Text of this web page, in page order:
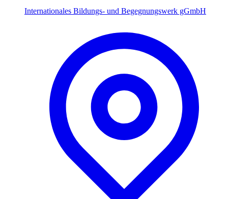
Internationales Bildungs- und Begegnungswerk gGmbH